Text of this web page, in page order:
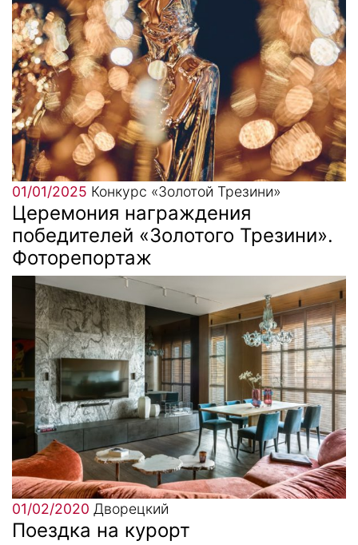
01/01/2025 Конкурс «Золотой Трезини»
Церемония награждения
победителей «Золотого Трезини».
Фоторепортаж
01/02/2020 Дворецкий
Поездка на курорт